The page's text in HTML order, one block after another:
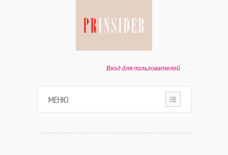
Вход для пользователей
МЕНЮ